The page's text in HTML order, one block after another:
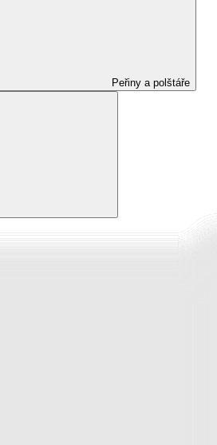
Peřiny a polštáře